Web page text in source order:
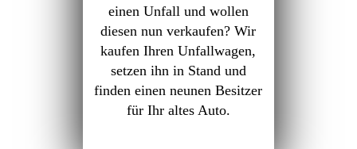
einen Unfall und wollen
diesen nun verkaufen? Wir
kaufen Ihren Unfallwagen,
setzen ihn in Stand und
finden einen neunen Besitzer
für Ihr altes Auto.